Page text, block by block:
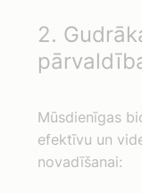
2.
Mūsdienīgas
efektīvu un
novadīšanai: